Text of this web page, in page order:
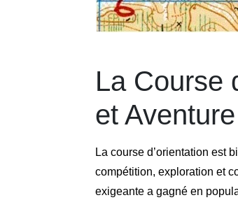
La Course
et
La course d’orientation est
compétition, exploration et
exigeante a gagné en